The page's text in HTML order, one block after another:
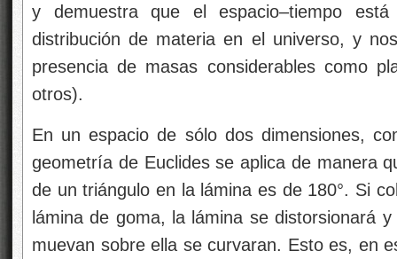
y demuestra que el espacio–tiempo
distribución de materia en el universo, y
presencia de masas considerables como
otros).
En un espacio de sólo dos dimensiones,
geometría de Euclides se aplica de manera
de un triángulo en la lámina es de 180°. Si
lámina de goma, la lámina se distorsionará
muevan sobre ella se curvaran. Esto es, en